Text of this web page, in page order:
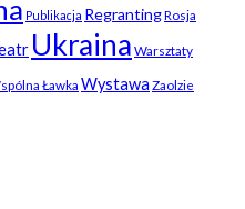
Publikacja RegrantingRosja
Ukraina Warsztaty
Ławka Wystawa Zaolzie